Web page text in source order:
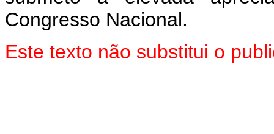
Congresso Nacional.
Este texto não substitui o